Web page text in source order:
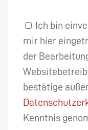
Ich bin
mir hier
der
bestätige
Kenntnis